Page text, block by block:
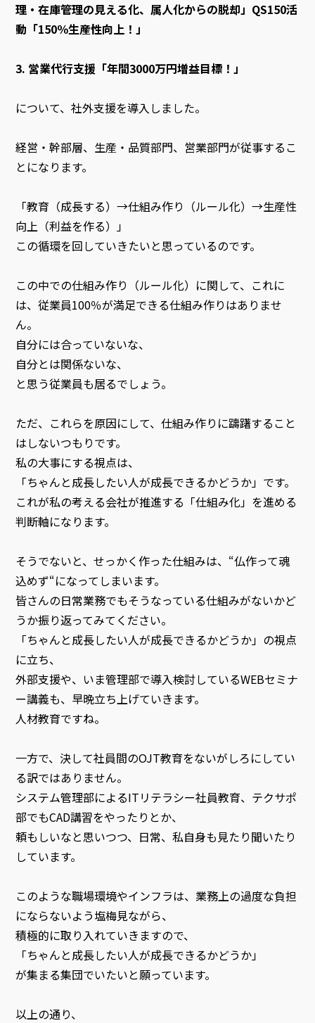
理・在庫管理の見える化、属人化からの脱却」QS150活
動「150％生産性向上！」
3. 営業代行支援「年間3000万円増益目標！」
について、社外支援を導入しました。
経営・幹部層、生産・品質部門、営業部門が従事するこ
とになります。
「教育（成長する）→仕組み作り（ルール化）→生産性
向上（利益を作る）」
この循環を回していきたいと思っているのです。
この中での仕組み作り（ルール化）に関して、これに
は、従業員100％が満足できる仕組み作りはありませ
ん。
自分には合っていないな、
自分とは関係ないな、
と思う従業員も居るでしょう。
ただ、これらを原因にして、仕組み作りに躊躇すること
はしないつもりです。
私の大事にする視点は、
「ちゃんと成長したい人が成長できるかどうか」です。
これが私の考える会社が推進する「仕組み化」を進める
判断軸になります。
そうでないと、せっかく作った仕組みは、“仏作って魂
込めず“になってしまいます。
皆さんの日常業務でもそうなっている仕組みがないかど
うか振り返ってみてください。
「ちゃんと成長したい人が成長できるかどうか」の視点
に立ち、
外部支援や、いま管理部で導入検討しているWEBセミナ
ー講義も、早晩立ち上げていきます。
人材教育ですね。
一方で、決して社員間のOJT教育をないがしろにしてい
る訳ではありません。
システム管理部によるITリテラシー社員教育、テクサポ
部でもCAD講習をやったりとか、
頼もしいなと思いつつ、日常、私自身も見たり聞いたり
しています。
このような職場環境やインフラは、業務上の過度な負担
にならないよう塩梅見ながら、
積極的に取り入れていきますので、
「ちゃんと成長したい人が成長できるかどうか」
が集まる集団でいたいと願っています。
以上の通り、